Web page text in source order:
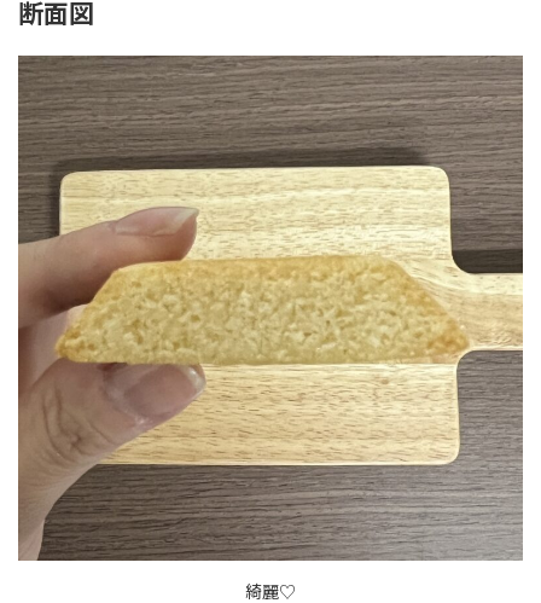
断面図
綺麗♡